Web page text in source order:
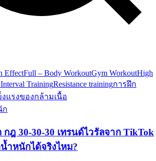
EffectFull – Body WorkoutGym WorkoutHigh
TrainingResistance trainingการฝึก
แรงของกล้ามเนื้อ
ก
กฎ 30-30-30 เทรนด์ไวรัลจาก TikTok
ำหนักได้จริงไหม?